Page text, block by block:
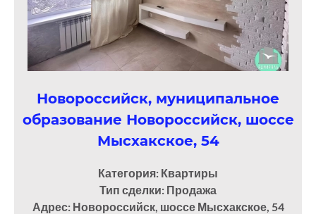
Новороссийск, муниципальное
образование Новороссийск, шоссе
Мысхакское, 54
Категория: Квартиры
Тип сделки: Продажа
Адрес: Новороссийск, шоссе Мысхакское, 54